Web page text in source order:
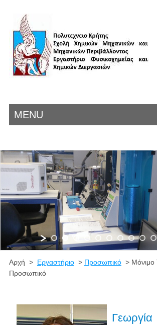
MENU
Αρχή > Εργαστήριο> Προσωπικό> Μόνιμο
Προσωπικό
Γεωργία